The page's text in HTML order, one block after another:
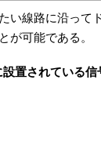
線路に沿っ
可能である。
置されている